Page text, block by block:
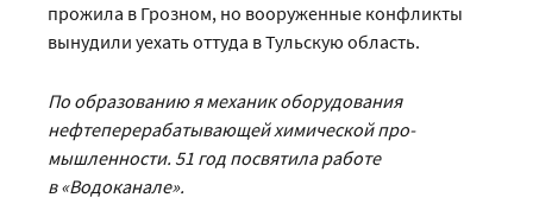
прожила в Грозном, но вооруженные конфликты
вынудили уехать оттуда в Тульскую область.
По образованию я механик оборудования
нефтеперерабатывающей химической про­
мышленности. 51 год посвятила работе
в «Водоканале».